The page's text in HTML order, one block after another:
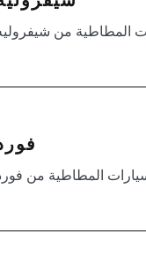
المطاطية من
المطاطية من